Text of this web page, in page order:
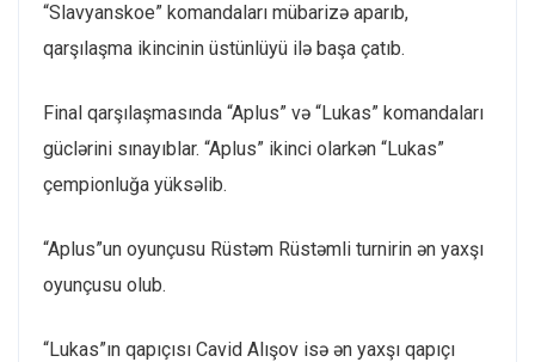
“Slavyanskoe” komandaları mübarizə aparıb,
qarşılaşma ikincinin üstünlüyü ilə başa çatıb.
Final qarşılaşmasında “Aplus” və “Lukas” komandaları
güclərini sınayıblar. “Aplus” ikinci olarkən “Lukas”
çempionluğa yüksəlib.
“Aplus”un oyunçusu Rüstəm Rüstəmli turnirin ən yaxşı
oyunçusu olub.
“Lukas”ın qapıçısı Cavid Alışov isə ən yaxşı qapıçı